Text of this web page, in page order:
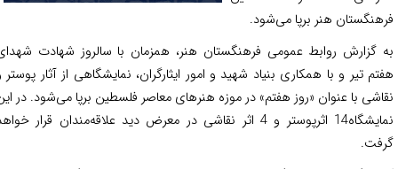
هنر برپا می‌شود.
گزارش روابط عمومی فرهنگستان هنر، همزمان با سالروز شهادت شهدای
تیر و با همکاری بنیاد شهید و امور ایثارگران، نمایشگاهی از آثار پوستر و
با عنوان «روز هفتم» در موزه هنر‌های معاصر فلسطین برپا می‌شود. در این
نمایشگاه14 اثرپوستر و 4 اثر نقاشی در معرض دید علاقه‌مندان قرار خواهد